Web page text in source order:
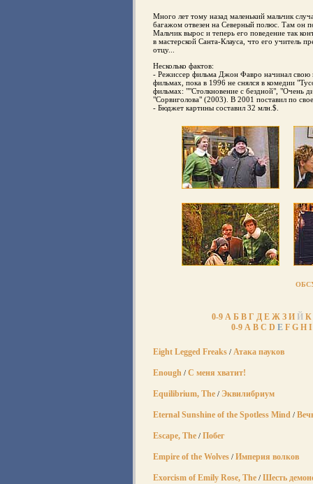
Много лет тому назад маленький мальчик
багажом отвезен на Северный полюс. Там он
Мальчик вырос и теперь его поведение так
в мастерской Санта-Клауса, что его учитель
отцу...
Несколько фактов:
- Режиссер фильма Джон Фавро начинал свою
фильмах, пока в 1996 не снялся в комедии
фильмах: ""Столкновение с бездной", "Очень
"Сорвиголова" (2003). В 2001 поставил по
- Бюджет картины составил 32 млн.$.
0-9 А Б В Г Д Е Ж З И Й К
0-9 A B C D E F G H I
Eight Legged Freaks / Атака пауков
Enough / С меня хватит!
Equilibrium, The / Эквилибриум
Eternal Sunshine of the Spotless Mind /
Escape, The / Побег
Empire of the Wolves / Империя волков
Exorcism of Emily Rose, The / Шесть